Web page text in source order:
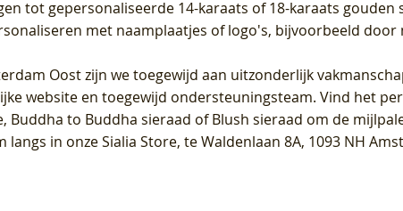
tot gepersonaliseerde 14-karaats of 18-karaats
met naamplaatjes of logo's, bijvoorbeeld door
Oostzijn we toegewijd aan uitzonderlijk
website en toegewijd ondersteuningsteam. Vind het
Buddha to Buddha sieraad of Blush sieraad om de
in onze Sialia Store, te Waldenlaan 8A, 1093 NH